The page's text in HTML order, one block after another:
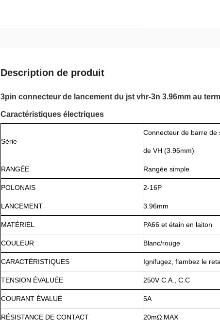
Description de produit
3pin connecteur de lancement du jst vhr-3n 3.96mm au
Caractéristiques électriques
Série
Connecteur de barre de
de VH (3.96mm)
RANGÉE Rangée simple
POLONAIS 2-16P
LANCEMENT 3.96mm
MATÉRIEL PA66 et étain en laiton
COULEUR Blanc/rouge
CARACTÉRISTIQUES Ignifugez, flambez le
TENSION ÉVALUÉE 250V C.A., C.C
COURANT ÉVALUÉ 5A
RÉSISTANCE DE CONTACT 20mΩ MAX